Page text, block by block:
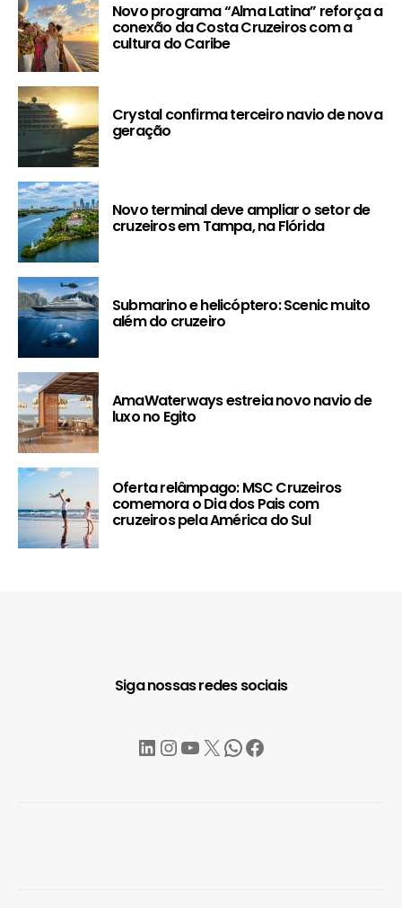
Novo programa “Alma Latina” reforça a
conexão da Costa Cruzeiros com a
cultura do Caribe
Crystal confirma terceiro navio de nova
geração
Novo terminal deve ampliar o setor de
cruzeiros em Tampa, na Flórida
Submarino e helicóptero: Scenic muito
além do cruzeiro
AmaWaterways estreia novo navio de
luxo no Egito
Oferta relâmpago: MSC Cruzeiros
comemora o Dia dos Pais com
cruzeiros pela América do Sul
Siga nossas redes sociais
LinkedIn
Instagram
YouTube
X WhatsApp
Facebook